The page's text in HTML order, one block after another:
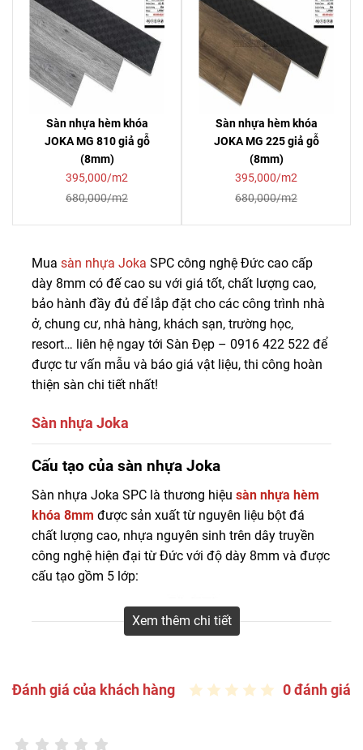
Sàn nhựa hèm khóa
JOKA MG 810 giả gỗ
(8mm)
395,000/m2
680,000/m2
Sàn nhựa hèm khóa
JOKA MG 225 giả gỗ
(8mm)
395,000/m2
680,000/m2
Mua sàn nhựa Joka SPC công nghệ Đức cao cấp
dày 8mm có đế cao su với giá tốt, chất lượng cao,
bảo hành đầy đủ để lắp đặt cho các công trình nhà
ở, chung cư, nhà hàng, khách sạn, trường học,
resort… liên hệ ngay tới Sàn Đẹp – 0916 422 522 để
được tư vấn mẫu và báo giá vật liệu, thi công hoàn
thiện sàn chi tiết nhất!
Sàn nhựa Joka
Mua sàn nhựa Joka SPC công nghệ Đức cao cấp dày
8mm có đế cao su với giá tốt, chất lượng cao, bảo hành
đầy đủ để lắp đặt cho các công trình nhà ở, chung cư,
nhà hàng, khách sạn, trường học, resort… liên hệ ngay
tới Sàn Đẹp – 0916 422 522 để được tư vấn mẫu và báo
giá vật liệu, thi công hoàn thiện sàn chi tiết nhất!
Cấu tạo của sàn nhựa Joka
Sàn nhựa Joka SPC là thương hiệu sàn nhựa hèm
khóa 8mm được sản xuất từ nguyên liệu bột đá
chất lượng cao, nhựa nguyên sinh trên dây truyền
công nghệ hiện đại từ Đức với độ dày 8mm và được
cấu tạo gồm 5 lớp:
Xem thêm chi tiết
Đánh giá của khách hàng 0 đánh giá